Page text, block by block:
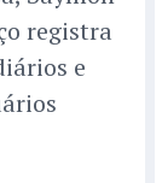
registra
e